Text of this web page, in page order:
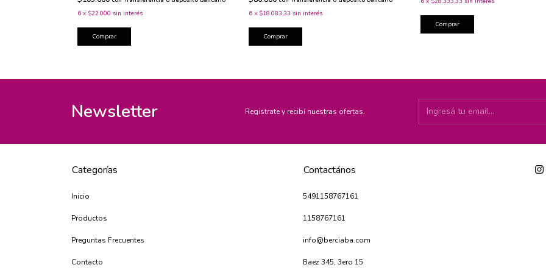
6 x $22.000 sin interés
Comprar
6 x $18.083,33 sin interés
Comprar
Comprar
Newsletter Registrate y recibí nuestras ofertas.
Categorías
Inicio
Productos
Preguntas Frecuentes
Contacto
Contactános
5491158767161
1158767161
info@berciaba.com
Baez 345, 3ero 15